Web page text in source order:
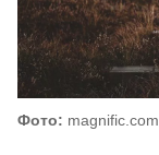
Фото: magnific.com